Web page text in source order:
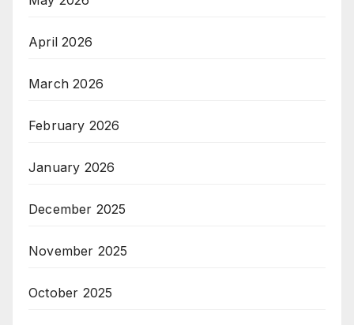
April 2026
March 2026
February 2026
January 2026
December 2025
November 2025
October 2025